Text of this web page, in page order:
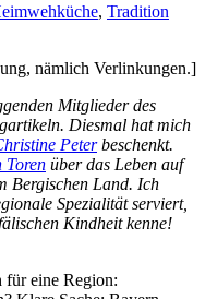
, Tradition
nämlich Verlinkungen.]
Mitglieder des
Diesmal hat mich
Peterbeschenkt.
Toren über das Leben auf
Bergischen Land. Ich
Spezialität serviert,
Kindheit kenne!
für eine Region: